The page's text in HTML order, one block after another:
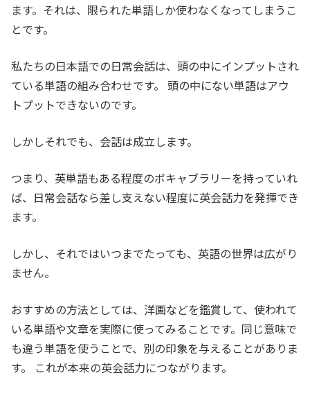
ます。それは、限られた単語しか使わなくなってしまうこ
とです。
私たちの日本語での日常会話は、頭の中にインプットされ
ている単語の組み合わせです。 頭の中にない単語はアウ
トプットできないのです。
しかしそれでも、会話は成立します。
つまり、英単語もある程度のボキャブラリーを持っていれ
ば、日常会話なら差し支えない程度に英会話力を発揮でき
ます。
しかし、それではいつまでたっても、英語の世界は広がり
ません。
おすすめの方法としては、洋画などを鑑賞して、使われて
いる単語や文章を実際に使ってみることです。同じ意味で
も違う単語を使うことで、別の印象を与えることがありま
す。 これが本来の英会話力につながります。